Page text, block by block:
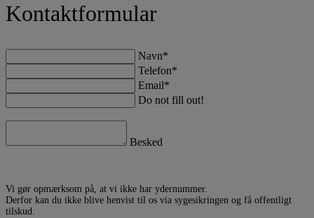
Kontaktformular
Navn*
Telefon*
Email*
Do not fill out!
Besked
Vi gør opmærksom på, at vi ikke har ydernummer.
Derfor kan du ikke blive henvist til os via sygesikringen og få offentligt
tilskud.